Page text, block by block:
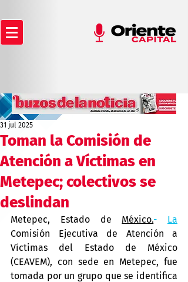
Toman la Comisión de
Atención a Víctimas en
Metepec; colectivos se
deslindan
31 jul 2025
Metepec, Estado de México.- La
Comisión Ejecutiva de Atención a
Víctimas del Estado de México
(CEAVEM), con sede en Metepec, fue
tomada por un grupo que se identifica